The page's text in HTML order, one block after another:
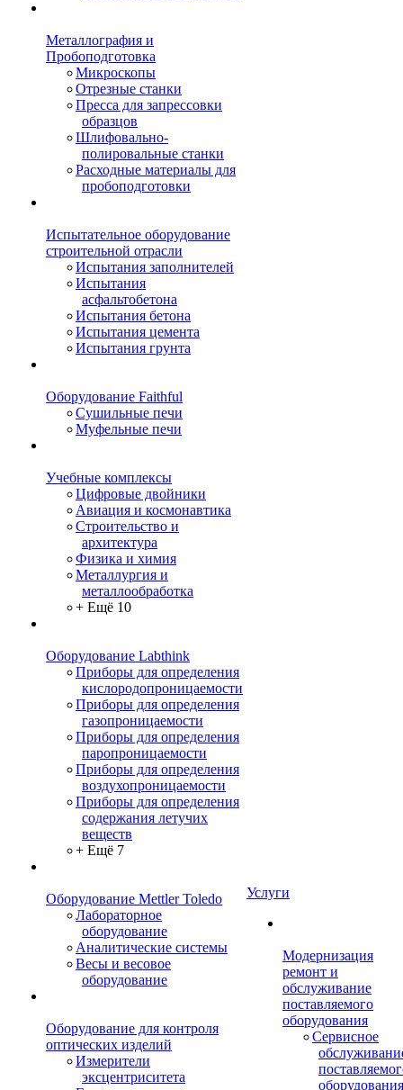
Металлография и
Пробоподготовка
Микроскопы
Отрезные станки
Пресса для запрессовки
образцов
Шлифовально-
полировальные станки
Расходные материалы для
пробоподготовки
Испытательное оборудование
строительной отрасли
Испытания заполнителей
Испытания
асфальтобетона
Испытания бетона
Испытания цемента
Испытания грунта
Оборудование Faithful
Сушильные печи
Муфельные печи
Учебные комплексы
Цифровые двойники
Авиация и космонавтика
Строительство и
архитектура
Физика и химия
Металлургия и
металлообработка
+ Ещё 10
Оборудование Labthink
Приборы для определения
кислородопроницаемости
Приборы для определения
газопроницаемости
Приборы для определения
паропроницаемости
Приборы для определения
воздухопроницаемости
Приборы для определения
содержания летучих
веществ
+ Ещё 7
Оборудование Mettler Toledo
Лабораторное
оборудование
Аналитические системы
Весы и весовое
оборудование
Оборудование для контроля
оптических изделий
Измерители
эксцентриситета
Услуги
Модернизация
ремонт и
обслуживание
поставляемого
оборудования
Сервисное
оборудования